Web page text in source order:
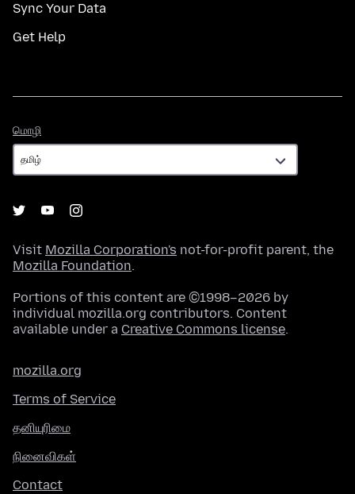
Sync Your Data
Get Help
மொழி
Visit Mozilla Corporation's not-for-profit parent, the
Mozilla Foundation.
Portions of this content are ©1998–2026 by
individual mozilla.org contributors. Content
available under a Creative Commons license.
mozilla.org
Terms of Service
தனியுரிமை
நினைவிகள்
Contact